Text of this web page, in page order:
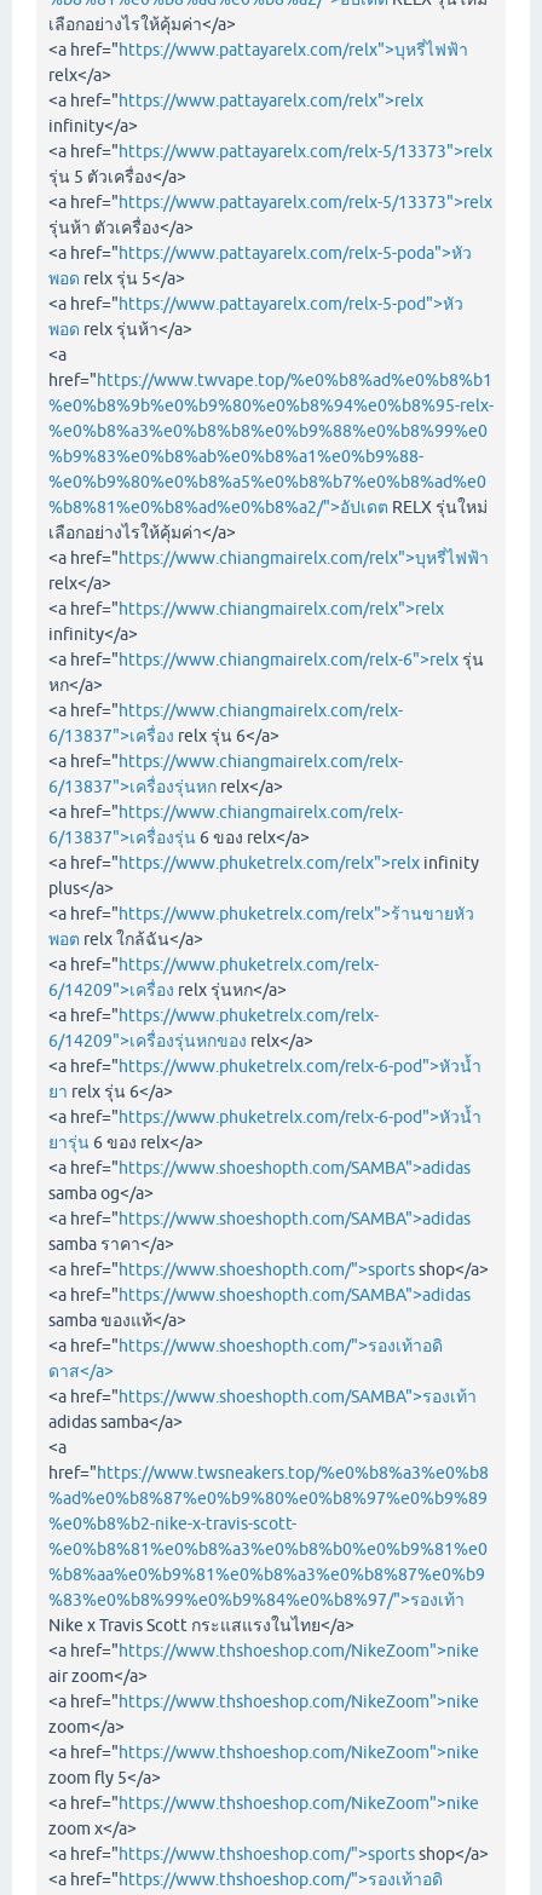
เลือกอย่างไรให้คุ้มค่า</a>
<a href="https://www.pattayarelx.com/relx">บุหรี่ไฟฟ้า
relx</a>
<a href="https://www.pattayarelx.com/relx">relx
infinity</a>
<a href="https://www.pattayarelx.com/relx-5/13373">relx
รุ่น 5 ตัวเครื่อง</a>
<a href="https://www.pattayarelx.com/relx-5/13373">relx
รุ่นห้า ตัวเครื่อง</a>
<a href="https://www.pattayarelx.com/relx-5-poda">หัว
พอด relx รุ่น 5</a>
<a href="https://www.pattayarelx.com/relx-5-pod">หัว
พอด relx รุ่นห้า</a>
<a
href="https://www.twvape.top/%e0%b8%ad%e0%b8%b1
%e0%b8%9b%e0%b9%80%e0%b8%94%e0%b8%95-relx-
%e0%b8%a3%e0%b8%b8%e0%b9%88%e0%b8%99%e0
%b9%83%e0%b8%ab%e0%b8%a1%e0%b9%88-
%e0%b9%80%e0%b8%a5%e0%b8%b7%e0%b8%ad%e0
%b8%81%e0%b8%ad%e0%b8%a2/">อัปเดต RELX รุ่นใหม่
เลือกอย่างไรให้คุ้มค่า</a>
<a href="https://www.chiangmairelx.com/relx">บุหรี่ไฟฟ้า
relx</a>
<a href="https://www.chiangmairelx.com/relx">relx
infinity</a>
<a href="https://www.chiangmairelx.com/relx-6">relx รุ่น
หก</a>
<a href="https://www.chiangmairelx.com/relx-
6/13837">เครื่อง relx รุ่น 6</a>
<a href="https://www.chiangmairelx.com/relx-
6/13837">เครื่องรุ่นหก relx</a>
<a href="https://www.chiangmairelx.com/relx-
6/13837">เครื่องรุ่น 6 ของ relx</a>
<a href="https://www.phuketrelx.com/relx">relx infinity
plus</a>
<a href="https://www.phuketrelx.com/relx">ร้านขายหัว
พอต relx ใกล้ฉัน</a>
<a href="https://www.phuketrelx.com/relx-
6/14209">เครื่อง relx รุ่นหก</a>
<a href="https://www.phuketrelx.com/relx-
6/14209">เครื่องรุ่นหกของ relx</a>
<a href="https://www.phuketrelx.com/relx-6-pod">หัวน้ำ
ยา relx รุ่น 6</a>
<a href="https://www.phuketrelx.com/relx-6-pod">หัวน้ำ
ยารุ่น 6 ของ relx</a>
<a href="https://www.shoeshopth.com/SAMBA">adidas
samba og</a>
<a href="https://www.shoeshopth.com/SAMBA">adidas
samba ราคา</a>
<a href="https://www.shoeshopth.com/">sportsshop</a>
<a href="https://www.shoeshopth.com/SAMBA">adidas
samba ของแท้</a>
<a href="https://www.shoeshopth.com/">รองเท้าอดิ
ดาส</a>
<a href="https://www.shoeshopth.com/SAMBA">รองเท้า
adidas samba</a>
<a
href="https://www.twsneakers.top/%e0%b8%a3%e0%b8
%ad%e0%b8%87%e0%b9%80%e0%b8%97%e0%b9%89
%e0%b8%b2-nike-x-travis-scott-
%e0%b8%81%e0%b8%a3%e0%b8%b0%e0%b9%81%e0
%b8%aa%e0%b9%81%e0%b8%a3%e0%b8%87%e0%b9
%83%e0%b8%99%e0%b9%84%e0%b8%97/">รองเท้า
Nike x Travis Scott กระแสแรงในไทย</a>
<a href="https://www.thshoeshop.com/NikeZoom">nike
air zoom</a>
<a href="https://www.thshoeshop.com/NikeZoom">nike
zoom</a>
<a href="https://www.thshoeshop.com/NikeZoom">nike
zoom fly 5</a>
<a href="https://www.thshoeshop.com/NikeZoom">nike
zoom x</a>
<a href="https://www.thshoeshop.com/">sportsshop</a>
<a href="https://www.thshoeshop.com/">รองเท้าอดิ